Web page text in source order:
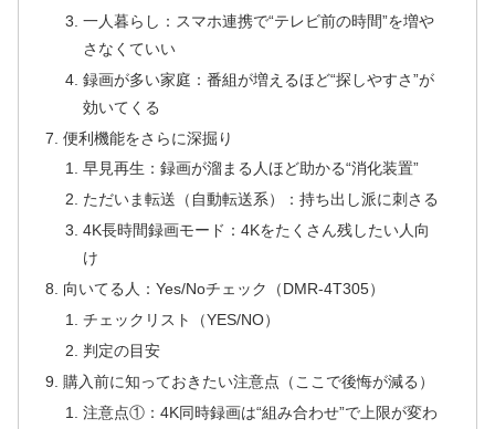
一人暮らし：スマホ連携で“テレビ前の時間”を増や
さなくていい
録画が多い家庭：番組が増えるほど“探しやすさ”が
効いてくる
便利機能をさらに深掘り
早見再生：録画が溜まる人ほど助かる“消化装置”
ただいま転送（自動転送系）：持ち出し派に刺さる
4K長時間録画モード：4Kをたくさん残したい人向
け
向いてる人：Yes/Noチェック（DMR-4T305）
チェックリスト（YES/NO）
判定の目安
購入前に知っておきたい注意点（ここで後悔が減る）
注意点①：4K同時録画は“組み合わせ”で上限が変わ